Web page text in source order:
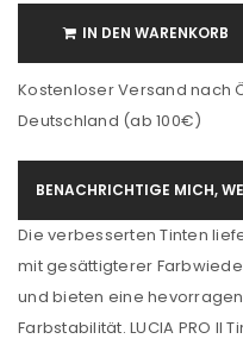
IN DEN WARENKORB
Kostenloser Versand nach
Deutschland (ab 100€)
BENACHRICHTIGE MICH,
Die verbesserten Tinten
mit gesättigterer
und bieten eine
Farbstabilität. LUCIA PRO II